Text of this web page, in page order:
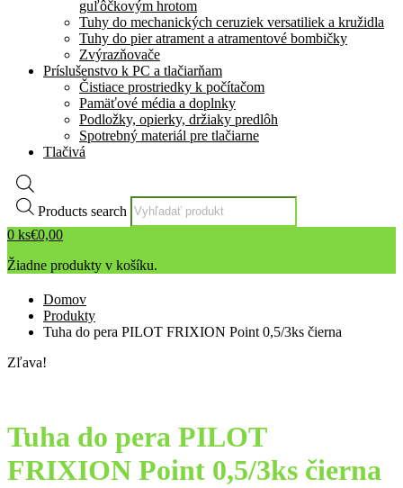
guľôčkovým hrotom
Tuhy do mechanických ceruziek versatiliek a kružidla
Tuhy do pier atrament a atramentové bombičky
Zvýrazňovače
Príslušenstvo k PC a tlačiarňam
Čistiace prostriedky k počítačom
Pamäťové média a doplnky
Podložky, opierky, držiaky predlôh
Spotrebný materiál pre tlačiarne
Tlačivá
Products search
0 ks€0,00
Žiadne produkty v košíku.
Domov
Produkty
Tuha do pera PILOT FRIXION Point 0,5/3ks čierna
Zľava!
Tuha do pera PILOT
FRIXION Point 0,5/3ks čierna